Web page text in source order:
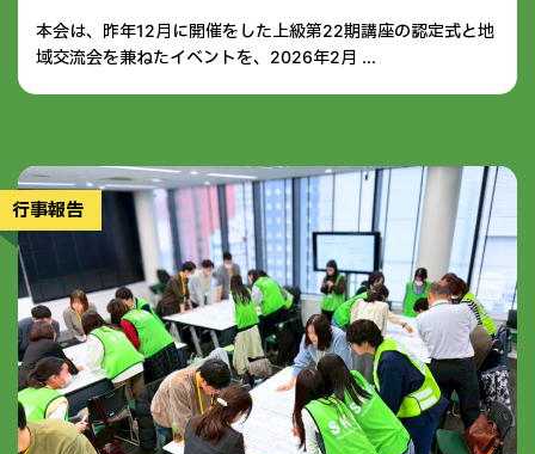
本会は、昨年12月に開催をした上級第22期講座の認定式と地
域交流会を兼ねたイベントを、2026年2月 ...
行事報告